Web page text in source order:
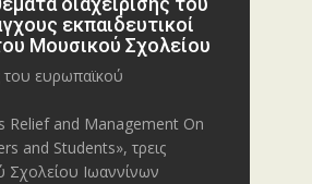
εκπαιδευτικοί
Μουσικού Σχολείου
του ευρωπαϊκού
Relief and Management On
and Students», τρεις
Σχολείου Ιωαννίνων